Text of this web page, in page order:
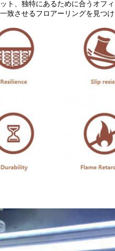
ト、独特にあるために合うオフ
致させるフロアーリングを見つけ